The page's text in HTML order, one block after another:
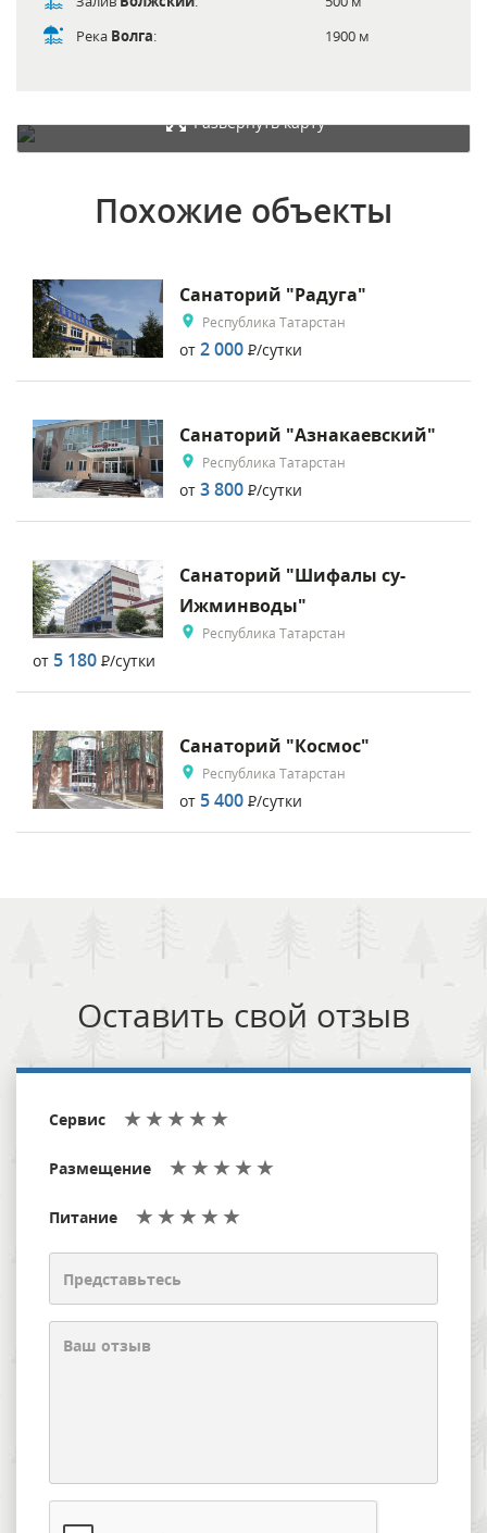
Река Волга: 1900 м
Развернуть карту
Похожие объекты
Санаторий "Радуга"
Республика Татарстан
от 2 000 Р/сутки
Санаторий "Азнакаевский"
Республика Татарстан
от 3 800 Р/сутки
Санаторий "Шифалы су-
Ижминводы"
Республика Татарстан
от 5 180 Р/сутки
Санаторий "Космос"
Республика Татарстан
от 5 400 Р/сутки
Оставить свой отзыв
Сервис
Размещение
Питание